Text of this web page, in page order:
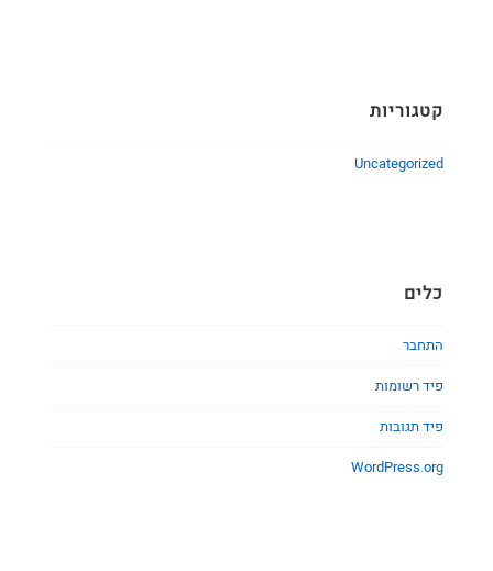
קטגוריות
Uncategorized
כלים
התחבר
פיד רשומות
פיד תגובות
WordPress.org